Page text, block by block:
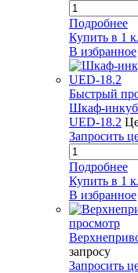
Подробнее
Купить в 1
В избранное
Быстрый
Шкаф-
UED-18.2
Запросить
Подробнее
Купить в 1
В избранное
просмотр
запросу
Запросить